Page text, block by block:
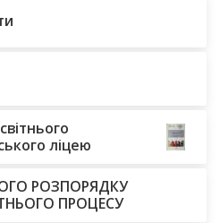
ліцею
РОЗПОРЯДКУ
ПРОЦЕСУ